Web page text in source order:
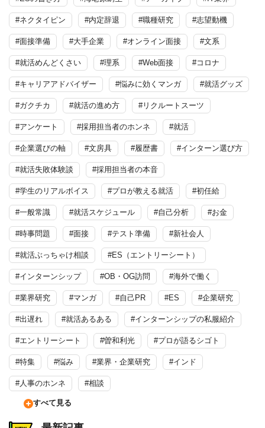
#ネクタイピン #内定辞退 #職種研究 #志望動機
#面接準備 #大手企業 #オンライン面接 #文系
#就活めんどくさい #理系 #Web面接 #コロナ
#キャリアアドバイザー #悩みに効くマンガ #就活グッズ
#ガクチカ #就活の進め方 #リクルートスーツ
#アンケート #採用担当者のホンネ #就活
#企業選びの軸 #文房具 #履歴書 #インターン選び方
#就活失敗体験談 #採用担当者の本音
#学生のリアルボイス #プロが教える就活 #初任給
#一般常識 #就活スケジュール #自己分析 #お金
#時事問題 #面接 #テスト準備 #新社会人
#就活ぶっちゃけ相談 #ES（エントリーシート）
#インターンシップ #OB・OG訪問 #海外で働く
#業界研究 #マンガ #自己PR #ES #企業研究
#出遅れ #就活あるある #インターンシップの私服紹介
#エントリーシート #曽和利光 #プロが語るシゴト
#特集 #悩み #業界・企業研究 #インド
#人事のホンネ #相談
すべて見る